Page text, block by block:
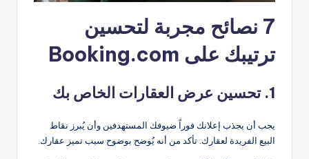
7 نصائح مجربة لتحسين
ترتيبك على Booking.com
1. تحسين عرض العقارات الخاص بك
يجب أن يجذب إعلانك فوراً ضيوفك المستهدفين وأن يُبرز نقاط
البيع الفريدة لعقارك. تأكد من أنه يُوضح بوضوح سبب تميز عقارك.